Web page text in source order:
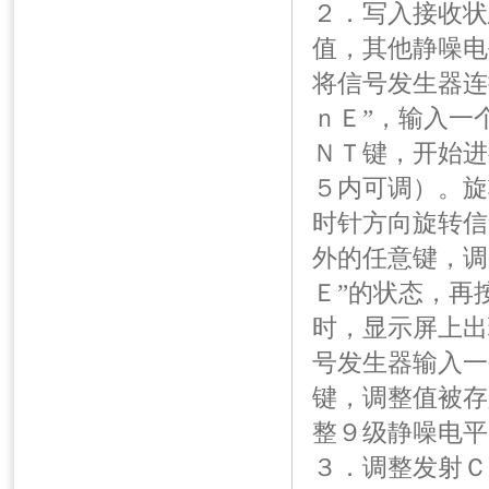
２．写入接收
值，其他静噪
将信号发生器
ｎＥ”，输入
ＮＴ键，开始
５内可调）。
时针方向旋转
外的任意键，
Ｅ”的状态，
时，显示屏上
号发生器输入
键，调整值被
整９级静噪电
３．调整发射